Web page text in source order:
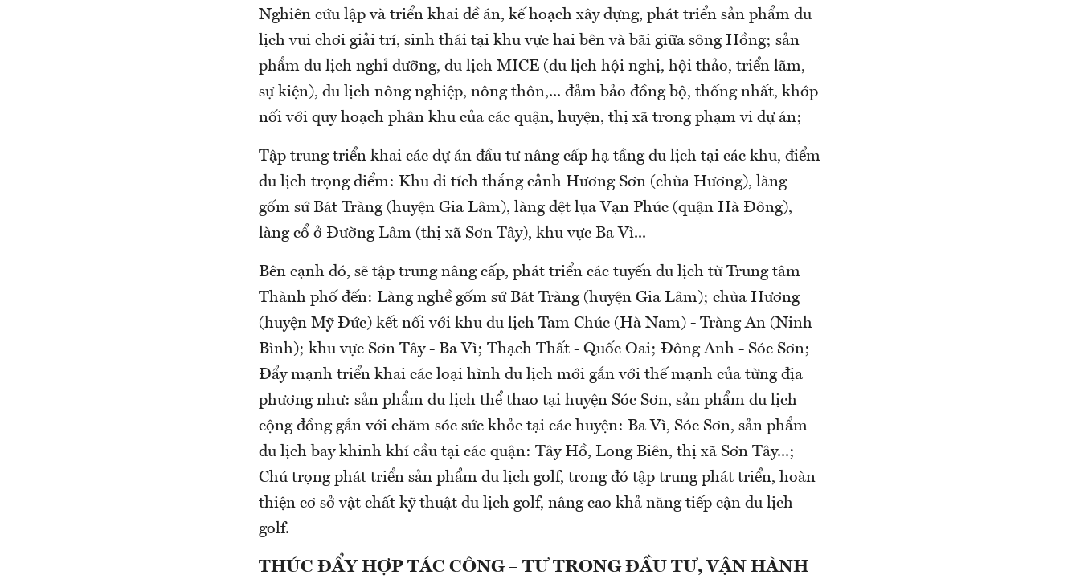
Nghiên cứu lập và triển khai đề án, kế hoạch xây dựng, phát triển sản phẩm du
lịch vui chơi giải trí, sinh thái tại khu vực hai bên và bãi giữa sông Hồng; sản
phẩm du lịch nghỉ dưỡng, du lịch MICE (du lịch hội nghị, hội thảo, triển lãm,
sự kiện), du lịch nông nghiệp, nông thôn,... đảm bảo đồng bộ, thống nhất, khớp
nối với quy hoạch phân khu của các quận, huyện, thị xã trong phạm vi dự án;
Tập trung triển khai các dự án đầu tư nâng cấp hạ tầng du lịch tại các khu, điểm
du lịch trọng điểm: Khu di tích thắng cảnh Hương Sơn (chùa Hương), làng
gốm sứ Bát Tràng (huyện Gia Lâm), làng dệt lụa Vạn Phúc (quận Hà Đông),
làng cổ ở Đường Lâm (thị xã Sơn Tây), khu vực Ba Vì...
Bên cạnh đó, sẽ tập trung nâng cấp, phát triển các tuyến du lịch từ Trung tâm
Thành phố đến: Làng nghề gốm sứ Bát Tràng (huyện Gia Lâm); chùa Hương
(huyện Mỹ Đức) kết nối với khu du lịch Tam Chúc (Hà Nam) - Tràng An (Ninh
Bình); khu vực Sơn Tây - Ba Vì; Thạch Thất - Quốc Oai; Đông Anh - Sóc Sơn;
Đẩy mạnh triển khai các loại hình du lịch mới gắn với thế mạnh của từng địa
phương như: sản phẩm du lịch thể thao tại huyện Sóc Sơn, sản phẩm du lịch
cộng đồng gắn với chăm sóc sức khỏe tại các huyện: Ba Vì, Sóc Sơn, sản phẩm
du lịch bay khinh khí cầu tại các quận: Tây Hồ, Long Biên, thị xã Sơn Tây...;
Chú trọng phát triển sản phẩm du lịch golf, trong đó tập trung phát triển, hoàn
thiện cơ sở vật chất kỹ thuật du lịch golf, nâng cao khả năng tiếp cận du lịch
golf.
THÚC ĐẨY HỢP TÁC CÔNG – TƯ TRONG ĐẦU TƯ, VẬN HÀNH